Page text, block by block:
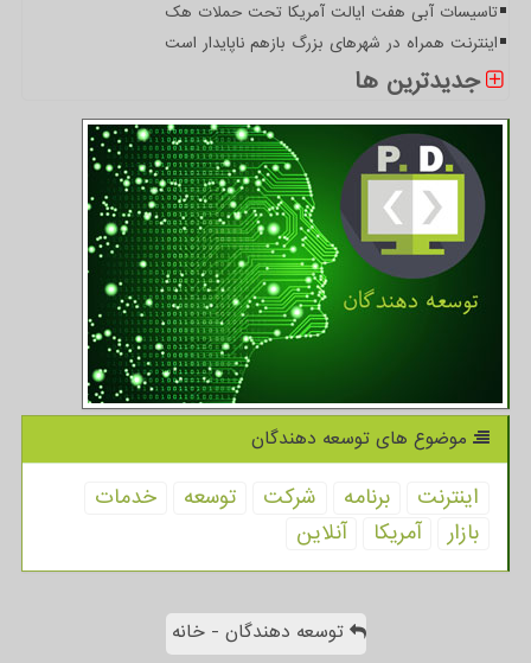
تاسیسات آبی هفت ایالت آمریکا تحت حملات هک
اینترنت همراه در شهرهای بزرگ بازهم ناپایدار است
جدیدترین ها
موضوع های توسعه دهندگان
اینترنت برنامه شركت توسعه
خدمات
بازار
آمریكا آنلاین
توسعه دهندگان - خانه